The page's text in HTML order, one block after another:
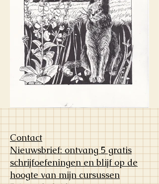
Contact
Nieuwsbrief: ontvang 5 gratis
schrijfoefeningen en blijf op de
hoogte van mijn cursussen